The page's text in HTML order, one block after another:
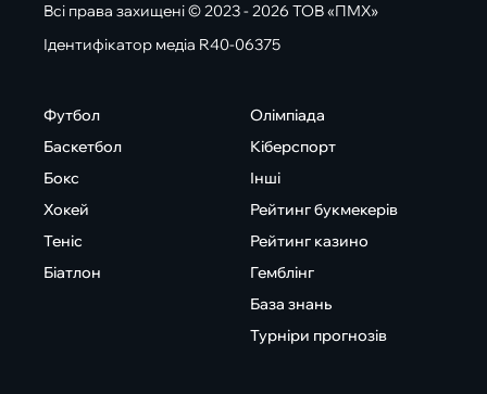
Всі права захищені © 2023 - 2026 ТОВ «ПМХ»
Ідентифікатор медіа R40-06375
Футбол
Баскетбол
Бокс
Хокей
Теніс
Біатлон
Олімпіада
Кіберспорт
Інші
Рейтинг букмекерів
Рейтинг казино
Гемблінг
База знань
Турніри прогнозів